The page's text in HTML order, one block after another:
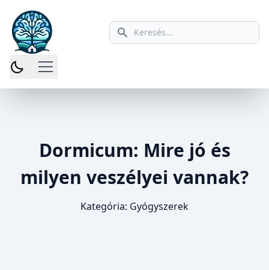
Keresés ikon
Dormicum: Mire jó és
milyen veszélyei vannak?
Kategória: Gyógyszerek